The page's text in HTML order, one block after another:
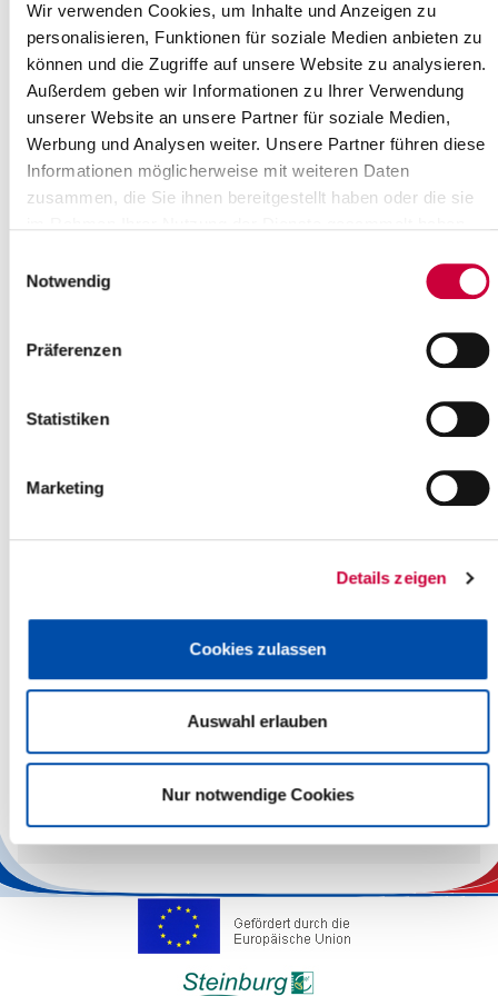
Wir verwenden Cookies, um Inhalte und Anzeigen zu
personalisieren, Funktionen für soziale Medien anbieten zu
können und die Zugriffe auf unsere Website zu analysieren.
Außerdem geben wir Informationen zu Ihrer Verwendung
unserer Website an unsere Partner für soziale Medien,
Werbung und Analysen weiter. Unsere Partner führen diese
Informationen möglicherweise mit weiteren Daten
zusammen, die Sie ihnen bereitgestellt haben oder die sie
Notwendig
Präferenzen
Statistiken
Marketing
Details zeigen
Cookies zulassen
Auswahl erlauben
Nur notwendige Cookies
Danach sollen junge Menschen in ihrer individuellen und sozialen
Entwicklung gefördert werden und dazu beigetragen werden,
Benachteiligungen zu vermeiden oder abzubauen.
Das Leistungsangebot des Allgemeinen Sozialen Dienstes richtet
sich an Mütter, Väter und andere Erziehungsberechtigte, Kinder
und Jugendliche und an Stief- und Großeltern in familiären,
sozialen und persönlichen Schwierigkeiten.
Erziehungsberechtigte eine Beratung in allgemeinen Fragen der
Erziehung und Entwicklung oder möchten sie eine Hilfe zur
Abteilungsleitung
Infopoint Jugendhilfe
Regionalteam 2
Wir bieten Weiterbildungsplätze zum Erwerb der staatlichen
Anerkennung zur*zum Sozialpädagog*in an.
Weitere Informationen finden Siehier.